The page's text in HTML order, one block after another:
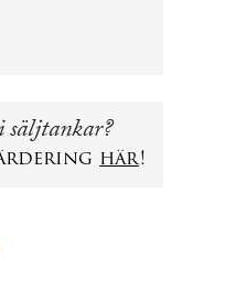
säljtankar?
här!